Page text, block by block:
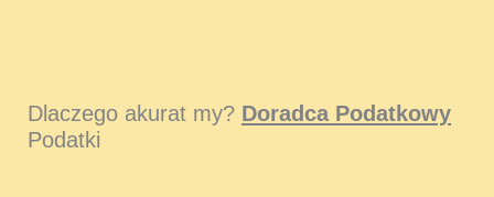
Dlaczego akurat my? Doradca Podatkowy
Podatki